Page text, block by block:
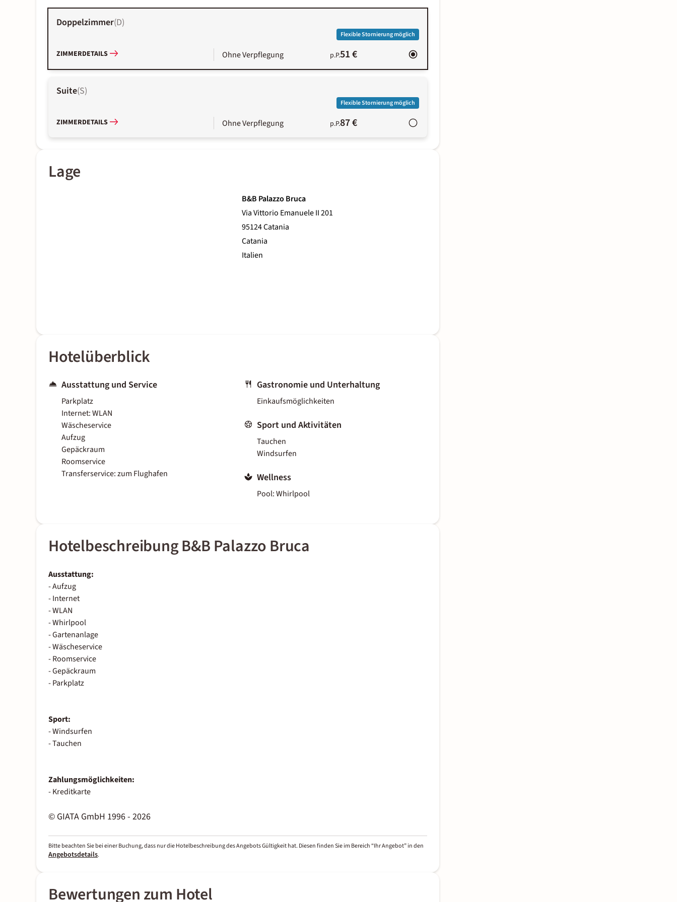
Doppelzimmer(D)
Flexible Stornierung möglich
ZIMMERDETAILS Ohne Verpflegung p.P.51 €
Suite(S)
Flexible Stornierung möglich
ZIMMERDETAILS Ohne Verpflegung p.P.87 €
Lage
B&B Palazzo Bruca
Via Vittorio Emanuele II 201
95124 Catania
Catania
Italien
Hotelüberblick
Ausstattung und Service
Parkplatz
Internet: WLAN
Wäscheservice
Aufzug
Gepäckraum
Roomservice
Transferservice: zum Flughafen
Gastronomie und Unterhaltung
Einkaufsmöglichkeiten
Sport und Aktivitäten
Tauchen
Windsurfen
Wellness
Pool: Whirlpool
Hotelbeschreibung B&B Palazzo Bruca
Ausstattung:
- Aufzug
- Internet
- WLAN
- Whirlpool
- Gartenanlage
- Wäscheservice
- Roomservice
- Gepäckraum
- Parkplatz
Sport:
- Windsurfen
- Tauchen
Zahlungsmöglichkeiten:
- Kreditkarte
© GIATA GmbH 1996 - 2026
Bitte beachten Sie bei einer Buchung, dass nur die Hotelbeschreibung des Angebots Gültigkeit hat. Diesen finden Sie im Bereich “Ihr Angebot” in den
Angebotsdetails.
Bewertungen zum Hotel